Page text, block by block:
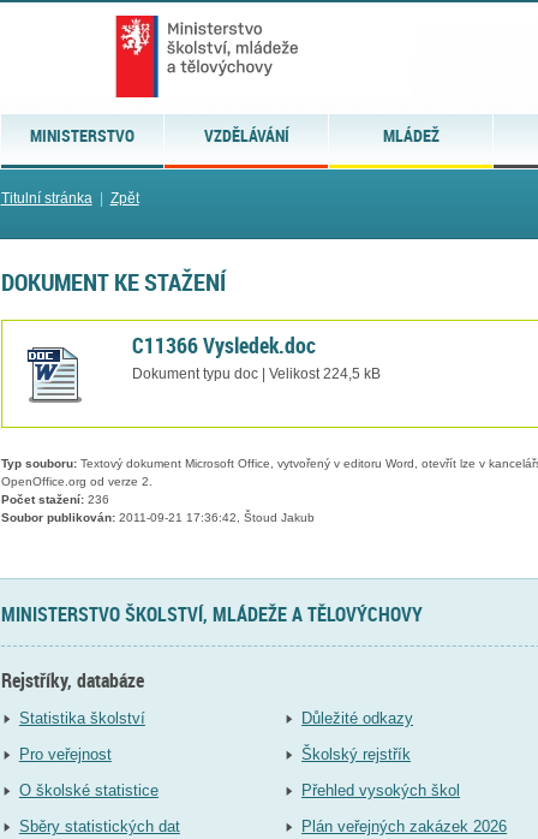
MINISTERSTVO VZDĚLÁVÁNÍ MLÁDEŽ
Titulní stránka| Zpět
DOKUMENT KE STAŽENÍ
C11366 Vysledek.doc
Dokument typu doc | Velikost 224,5 kB
Typ souboru:Textový dokument Microsoft Office, vytvořený v editoru Word, otevřít lze v
OpenOffice.org od verze 2.
Počet stažení:236
Soubor publikován:2011-09-21 17:36:42, Štoud Jakub
MINISTERSTVO ŠKOLSTVÍ, MLÁDEŽE A TĚLOVÝCHOVY
Rejstříky, databáze
Statistika školství
Pro veřejnost
O školské statistice
Sběry statistických dat
Důležité odkazy
Školský rejstřík
Přehled vysokých škol
Plán veřejných zakázek 2026